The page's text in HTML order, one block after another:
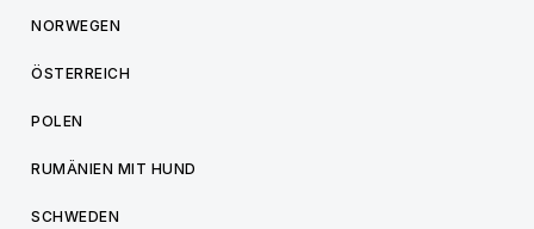
NORWEGEN
ÖSTERREICH
POLEN
RUMÄNIEN MIT HUND
SCHWEDEN